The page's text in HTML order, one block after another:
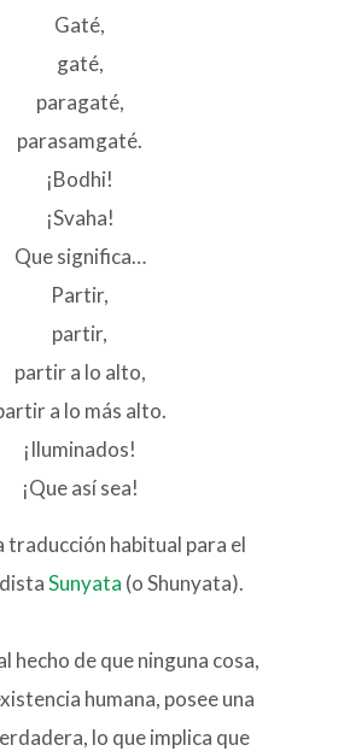
Gaté,
gaté,
paragaté,
parasamgaté.
¡Bodhi!
¡Svaha!
Que significa…
Partir,
partir,
partir a lo alto,
a lo más alto.
¡Iluminados!
¡Que así sea!
traducción habitual para el
Sunyata (o Shunyata).
hecho de que ninguna cosa,
humana, posee una
lo que implica que